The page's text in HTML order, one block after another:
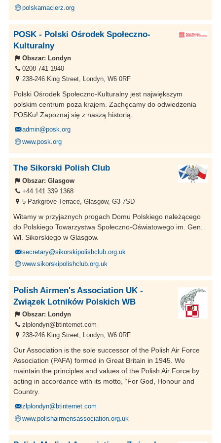
polskamacierz.org
POSK - Polski Ośrodek Społeczno-
Kulturalny
Obszar: Londyn
0208 741 1940
238-246 King Street, Londyn, W6 0RF
Polski Ośrodek Społeczno-Kulturalny jest największym
polskim centrum poza krajem. Zachęcamy do odwiedzenia
POSKu! Zapoznaj się z naszą historią.
admin@posk.org
www.posk.org
The Sikorski Polish Club
Obszar: Glasgow
+44 141 339 1368
5 Parkgrove Terrace, Glasgow, G3 7SD
Witamy w przyjaznych progach Domu Polskiego należącego
do Polskiego Towarzystwa Społeczno-Oświatowego im. Gen.
Wł. Sikorskiego w Glasgow.
secretary@sikorskipolishclub.org.uk
www.sikorskipolishclub.org.uk
Polish Airmen's Association UK -
Związek Lotników Polskich WB
Obszar: Londyn
zlplondyn@btinternet.com
238-246 King Street, Londyn, W6 0RF
Our Association is the sole successor of the Polish Air Force
Association (PAFA) formed in Great Britain in 1945. We
maintain the principles and values of the Polish Air Force by
acting in accordance with its motto, “For God, Honour and
Country.
zlplondyn@btinternet.com
www.polishairmensassociation.org.uk